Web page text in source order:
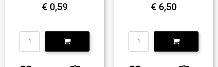
€ 0,59
Quantità
€ 6,50
Quantità